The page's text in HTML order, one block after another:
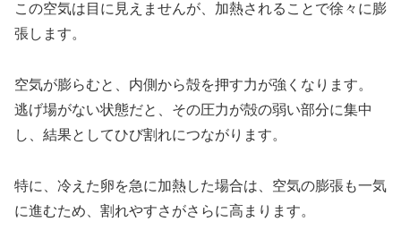
この空気は目に見えませんが、加熱されることで徐々に膨
張します。
空気が膨らむと、内側から殻を押す力が強くなります。
逃げ場がない状態だと、その圧力が殻の弱い部分に集中
し、結果としてひび割れにつながります。
特に、冷えた卵を急に加熱した場合は、空気の膨張も一気
に進むため、割れやすさがさらに高まります。